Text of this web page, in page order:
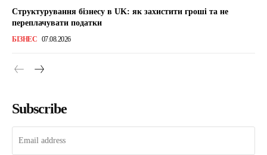
Структурування бізнесу в UK: як захистити гроші та не
переплачувати податки
БІЗНЕС 07.08.2026
Subscribe